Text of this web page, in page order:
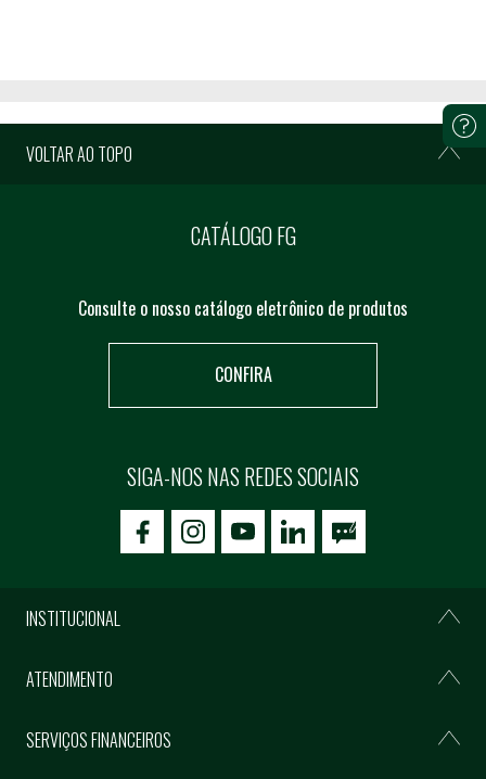
VOLTAR AO TOPO
CATÁLOGO FG
Consulte o nosso catálogo eletrônico de produtos
CONFIRA
SIGA-NOS NAS REDES SOCIAIS
icon-facebookicon-social02icon-social03
INSTITUCIONAL
ATENDIMENTO
SERVIÇOS FINANCEIROS